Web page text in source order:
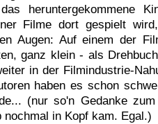
heruntergekommene
Filme dort gespielt
Augen: Auf einem der
ganz klein - als
in der Filmindustrie-
haben es schon
(nur so'n Gedanke
nochmal in Kopf kam. Egal.)